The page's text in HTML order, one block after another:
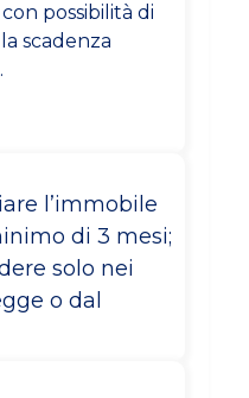
possibilità di
scadenza
l’immobile
di 3 mesi;
solo nei
o dal